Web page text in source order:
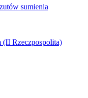
sumienia
Rzeczpospolita)